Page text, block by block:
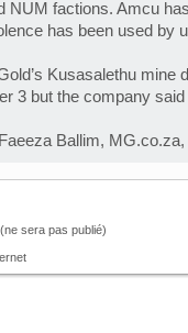
NUM factions. Amcu
has been used by
Kusasalethu mine
3 but the company
Ballim,
sera pas publié)